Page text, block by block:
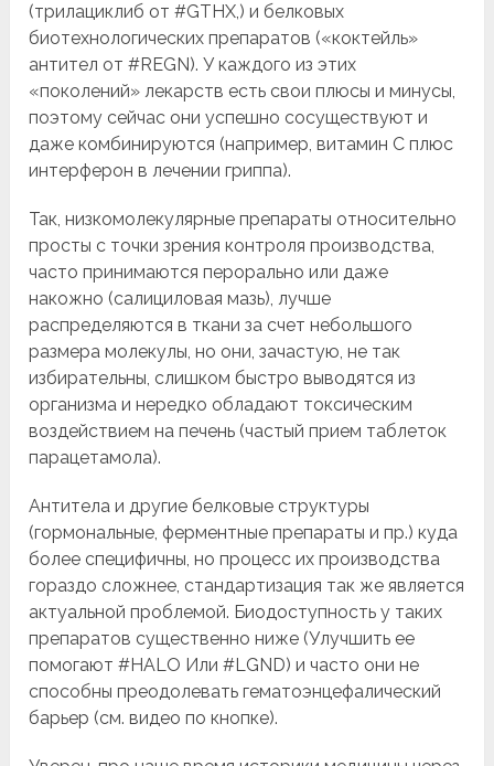
(трилациклиб от #GTHX,) и белковых
биотехнологических препаратов («коктейль»
антител от #REGN). У каждого из этих
«поколений» лекарств есть свои плюсы и минусы,
поэтому сейчас они успешно сосуществуют и
даже комбинируются (например, витамин С плюс
интерферон в лечении гриппа).
Так, низкомолекулярные препараты относительно
просты с точки зрения контроля производства,
часто принимаются перорально или даже
накожно (салициловая мазь), лучше
распределяются в ткани за счет небольшого
размера молекулы, но они, зачастую, не так
избирательны, слишком быстро выводятся из
организма и нередко обладают токсическим
воздействием на печень (частый прием таблеток
парацетамола).
Антитела и другие белковые структуры
(гормональные, ферментные препараты и пр.) куда
более специфичны, но процесс их производства
гораздо сложнее, стандартизация так же является
актуальной проблемой. Биодоступность у таких
препаратов существенно ниже (Улучшить ее
помогают #HALO Или #LGND) и часто они не
способны преодолевать гематоэнцефалический
барьер (см. видео по кнопке).